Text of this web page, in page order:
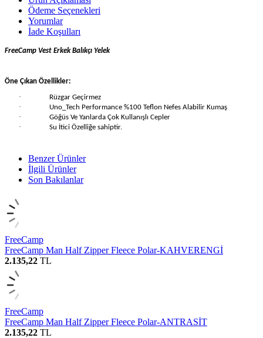
Ödeme Seçenekleri
Yorumlar
İade Koşulları
FreeCamp Vest Erkek Balıkçı Yelek
Öne Çıkan Özellikler:
· Rüzgar Geçirmez
· Uno_Tech Performance %100 Teflon Nefes Alabilir Kumaş
· Göğüs Ve Yanlarda Çok Kullanışlı Cepler
· Su İtici Özelliğe sahiptir.
Benzer Ürünler
İlgili Ürünler
Son Bakılanlar
FreeCamp
FreeCamp Man Half Zipper Fleece Polar-KAHVERENGİ
2.135,22 TL
FreeCamp
FreeCamp Man Half Zipper Fleece Polar-ANTRASİT
2.135,22 TL